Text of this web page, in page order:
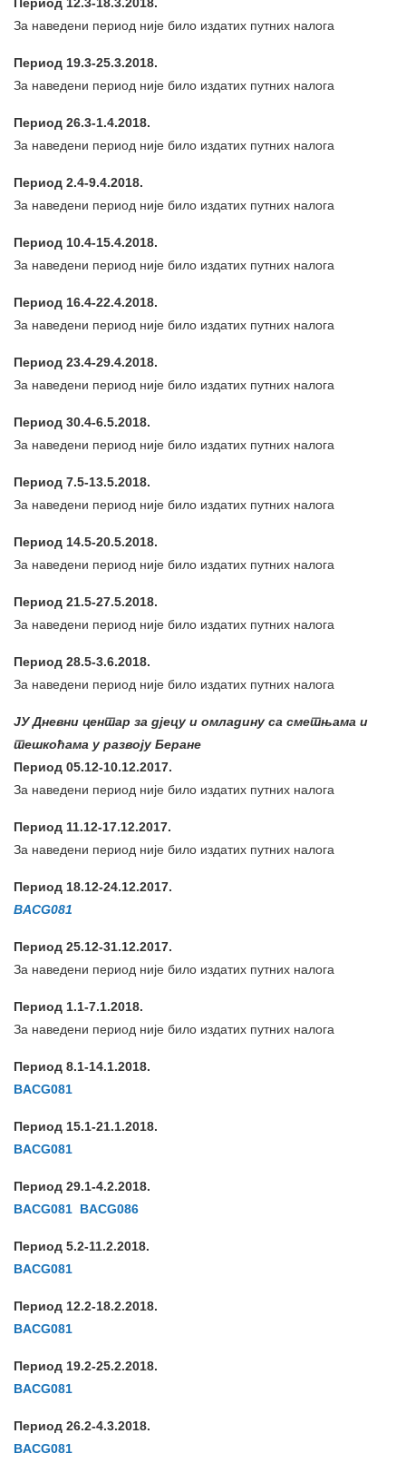
Период 12.3-18.3.2018.
За наведени период није било издатих путних налога
Период 19.3-25.3.2018.
За наведени период није било издатих путних налога
Период 26.3-1.4.2018.
За наведени период није било издатих путних налога
Период 2.4-9.4.2018.
За наведени период није било издатих путних налога
Период 10.4-15.4.2018.
За наведени период није било издатих путних налога
Период 16.4-22.4.2018.
За наведени период није било издатих путних налога
Период 23.4-29.4.2018.
За наведени период није било издатих путних налога
Период 30.4-6.5.2018.
За наведени период није било издатих путних налога
Период 7.5-13.5.2018.
За наведени период није било издатих путних налога
Период 14.5-20.5.2018.
За наведени период није било издатих путних налога
Период 21.5-27.5.2018.
За наведени период није било издатих путних налога
Период 28.5-3.6.2018.
За наведени период није било издатих путних налога
ЈУ Дневни центар за дјецу и омладину са сметњама и
тешкоћама у развоју Беране
Период 05.12-10.12.2017.
За наведени период није било издатих путних налога
Период 11.12-17.12.2017.
За наведени период није било издатих путних налога
Период 18.12-24.12.2017.
BACG081
Период 25.12-31.12.2017.
За наведени период није било издатих путних налога
Период 1.1-7.1.2018.
За наведени период није било издатих путних налога
Период 8.1-14.1.2018.
BACG081
Период 15.1-21.1.2018.
BACG081
Период 29.1-4.2.2018.
BACG081 BACG086
Период 5.2-11.2.2018.
BACG081
Период 12.2-18.2.2018.
BACG081
Период 19.2-25.2.2018.
BACG081
Период 26.2-4.3.2018.
BACG081